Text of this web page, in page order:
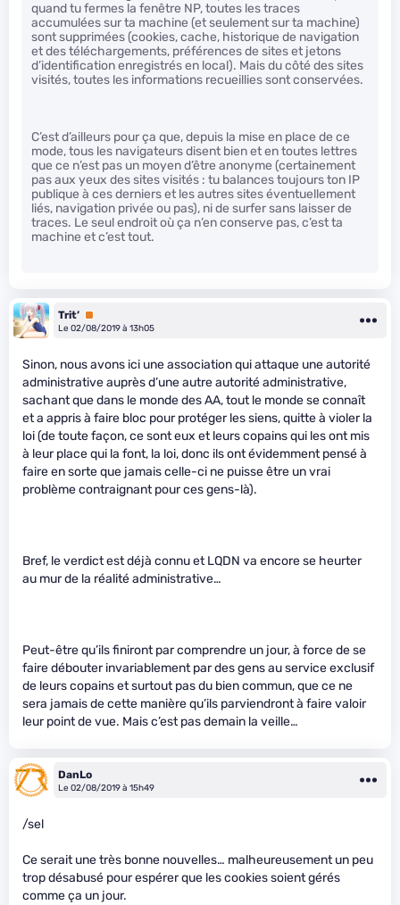
quand tu fermes la fenêtre NP, toutes les traces
accumulées sur ta machine (et seulement sur ta machine)
sont supprimées (cookies, cache, historique de navigation
et des téléchargements, préférences de sites et jetons
d’identification enregistrés en local). Mais du côté des sites
visités, toutes les informations recueillies sont conservées.
C’est d’ailleurs pour ça que, depuis la mise en place de ce
mode, tous les navigateurs disent bien et en toutes lettres
que ce n’est pas un moyen d’être anonyme (certainement
pas aux yeux des sites visités : tu balances toujours ton IP
publique à ces derniers et les autres sites éventuellement
liés, navigation privée ou pas), ni de surfer sans laisser de
traces. Le seul endroit où ça n’en conserve pas, c’est ta
machine et c’est tout.
Trit’ Premium
Le 02/08/2019 à 13h05
Sinon, nous avons ici une association qui attaque une autorité
administrative auprès d’une autre autorité administrative,
sachant que dans le monde des AA, tout le monde se connaît
et a appris à faire bloc pour protéger les siens, quitte à violer la
loi (de toute façon, ce sont eux et leurs copains qui les ont mis
à leur place qui la font, la loi, donc ils ont évidemment pensé à
faire en sorte que jamais celle-ci ne puisse être un vrai
problème contraignant pour ces gens-là).
Bref, le verdict est déjà connu et LQDN va encore se heurter
au mur de la réalité administrative…
Peut-être qu’ils finiront par comprendre un jour, à force de se
faire débouter invariablement par des gens au service exclusif
de leurs copains et surtout pas du bien commun, que ce ne
sera jamais de cette manière qu’ils parviendront à faire valoir
leur point de vue. Mais c’est pas demain la veille…
DanLo
Le 02/08/2019 à 15h49
/sel
Ce serait une très bonne nouvelles… malheureusement un peu
trop désabusé pour espérer que les cookies soient gérés
comme ça un jour.